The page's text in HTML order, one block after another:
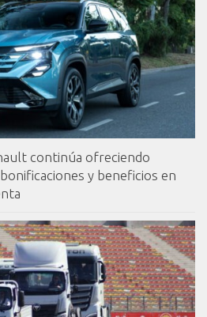
continúa ofreciendo
y beneficios en